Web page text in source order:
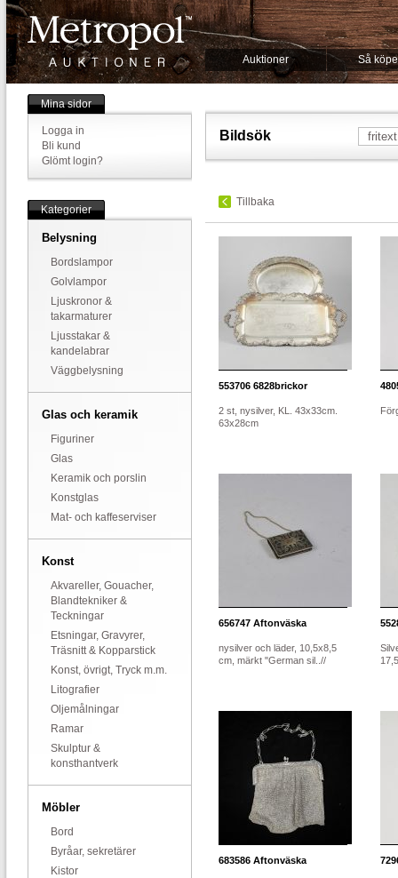
Auktioner Så
Mina sidor
Logga in
Bli kund
Glömt login?
Kategorier
Belysning
Bordslampor
Golvlampor
Ljuskronor &
takarmaturer
Ljusstakar &
kandelabrar
Väggbelysning
Glas och keramik
Figuriner
Glas
Keramik och porslin
Konstglas
Mat- och kaffeserviser
Konst
Akvareller, Gouacher,
Blandtekniker &
Teckningar
Etsningar, Gravyrer,
Träsnitt & Kopparstick
Konst, övrigt, Tryck m.m.
Litografier
Oljemålningar
Ramar
Skulptur &
konsthantverk
Möbler
Bord
Byråar, sekretärer
Kistor
Bildsök
Tillbaka
553706 6828brickor
2 st, nysilver, KL. 43x33cm.
63x28cm
656747 Aftonväska
nysilver och läder, 10,5x8,5
cm, märkt "German sil..//
683586 Aftonväska